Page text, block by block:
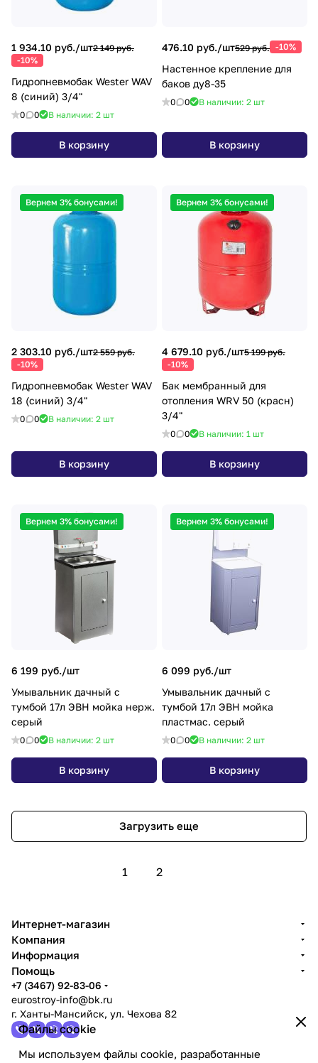
1 934.10 руб./шт2 149 руб.
-10%
Гидропневмобак Wester WAV
8 (синий) 3/4"
0 0 В наличии: 2 шт
В корзину
476.10 руб./шт529 руб. -10%
Настенное крепление для
баков ду8-35
0 0 В наличии: 2 шт
В корзину
Вернем 3% бонусами!
2 303.10 руб./шт2 559 руб.
-10%
Гидропневмобак Wester WAV
18 (синий) 3/4"
0 0 В наличии: 2 шт
В корзину
Вернем 3% бонусами!
4 679.10 руб./шт5 199 руб.
-10%
Бак мембранный для
отопления WRV 50 (красн)
3/4"
0 0 В наличии: 1 шт
В корзину
Вернем 3% бонусами!
6 199 руб./шт
Умывальник дачный с
тумбой 17л ЭВН мойка нерж.
серый
0 0 В наличии: 2 шт
В корзину
Вернем 3% бонусами!
6 099 руб./шт
Умывальник дачный с
тумбой 17л ЭВН мойка
пластмас. серый
0 0 В наличии: 2 шт
В корзину
Загрузить еще
1 2
Файлы cookie
Мы используем файлы cookie, разработанные
Интернет-магазин
Компания
Информация
Помощь
+7 (3467) 92-83-06
eurostroy-info@bk.ru
г. Ханты-Мансийск, ул. Чехова 82